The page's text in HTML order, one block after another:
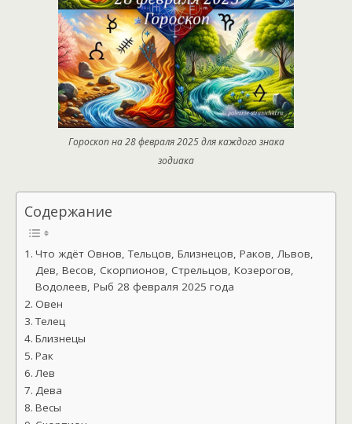
Гороскоп на 28 февраля 2025 для каждого знака
зодиака
Содержание
Что ждёт Овнов, Тельцов, Близнецов, Раков, Львов,
Дев, Весов, Скорпионов, Стрельцов, Козерогов,
Водолеев, Рыб 28 февраля 2025 года
Овен
Телец
Близнецы
Рак
Лев
Дева
Весы